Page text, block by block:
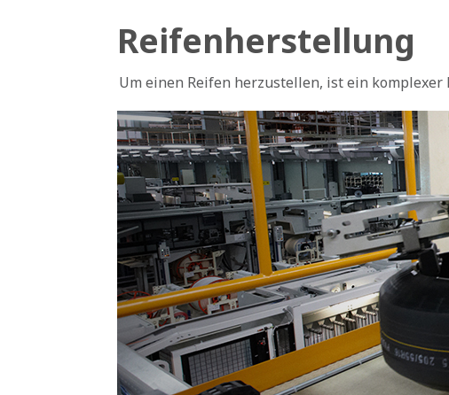
Reifenherstellung
Um einen Reifen herzustellen, ist ein